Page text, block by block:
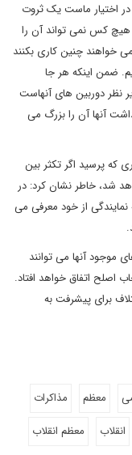
آنچه به عنوان غنی سازی 20 درصد در اختیار ماست یک ثروت
کس نمی تواند آن را
خواهند چنین کاری بکنند
ضمن اینکه هر جا
نظر دوربین های آنهاست
آنها آن را بزرگ می
که پرسید اگر تکثر بین
شد، خاطر نشان کرد: در
نمایندگی از خود معرفی می
موجود آنها می توانند
اصلح اتفاق خواهد افتاد.
برای پیشرفت به
معظم
مذاکرات
انقلاب
معظم انقلاب